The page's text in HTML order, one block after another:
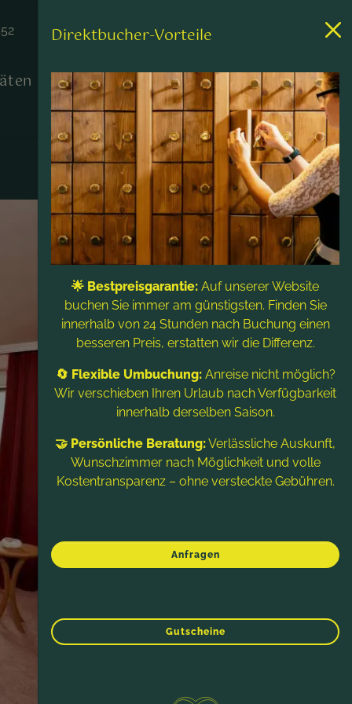
Kontakt & Service
Direktbucher-Vorteile
🌟 Bestpreisgarantie: Auf unserer Website
buchen Sie immer am günstigsten. Finden Sie
innerhalb von 24 Stunden nach Buchung einen
besseren Preis, erstatten wir die Differenz.
🔄 Flexible Umbuchung:Anreise nicht möglich?
Wir verschieben Ihren Urlaub nach Verfügbarkeit
innerhalb derselben Saison.
🤝 Persönliche Beratung:Verlässliche Auskunft,
Wunschzimmer nach Möglichkeit und volle
Kostentransparenz – ohne versteckte Gebühren.
Anfragen
Gutscheine